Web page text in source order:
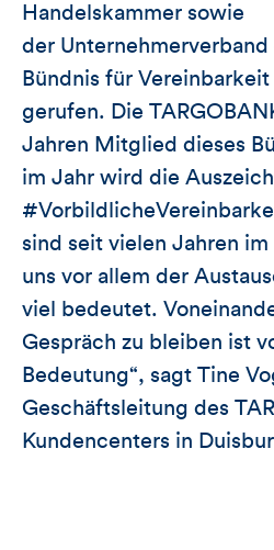
Handelskammer sowie
der
Bündnis für
gerufen. Die
Jahren Mitglied dieses
im Jahr wird die
sind seit vielen Jahren im
uns vor allem der
viel bedeutet.
Gespräch zu bleiben ist
Bedeutung“, sagt Tine
Geschäftsleitung des
Kundencenters in